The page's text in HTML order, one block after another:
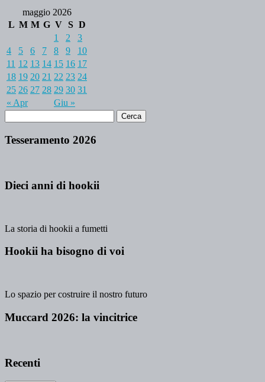
maggio 2026
L M M G V S D
« Apr Giu »
1 2
3
4
5 6 7 8 9
10
11 12 13 14 15 16 17
18 19 20 21 22 23 24
25 26 27 28 29 30 31
Tesseramento 2026
Dieci anni di hookii
La storia di hookii a fumetti
Hookii ha bisogno di voi
Lo spazio per costruire il nostro futuro
Muccard 2026: la vincitrice
Recenti